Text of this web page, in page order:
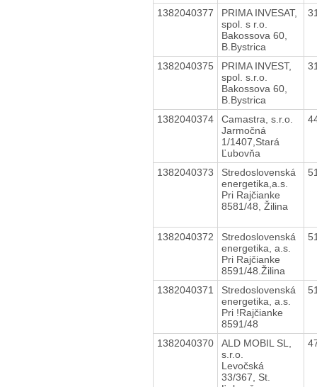
1382040377
PRIMA INVESAT,
spol. s r.o.
Bakossova 60,
B.Bystrica
1382040375
PRIMA INVEST,
spol. s.r.o.
Bakossova 60,
B.Bystrica
1382040374
Camastra, s.r.o.
Jarmočná
1/1407,Stará
Ľubovňa
1382040373
Stredoslovenská
energetika,a.s.
Pri Rajčianke
8581/48, Žilina
1382040372
Stredoslovenská
energetika, a.s.
Pri Rajčianke
8591/48.Žilina
1382040371
Stredoslovenská
energetika, a.s.
Pri !Rajčianke
8591/48
1382040370
ALD MOBIL SL,
s.r.o.
Levočská
33/367, St.